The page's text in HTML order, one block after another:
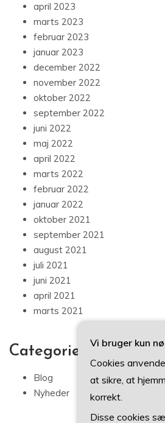
april 2023
marts 2023
februar 2023
januar 2023
december 2022
november 2022
oktober 2022
september 2022
juni 2022
maj 2022
april 2022
marts 2022
februar 2022
januar 2022
oktober 2021
september 2021
august 2021
juli 2021
juni 2021
april 2021
marts 2021
Categories
Blog
Nyheder
Vi bruger kun
Cookies
at sikre, at
korrekt.
Disse cookies